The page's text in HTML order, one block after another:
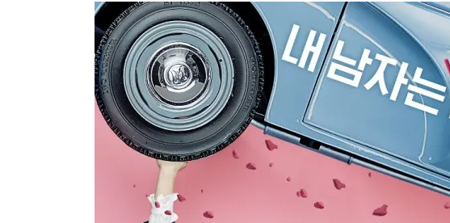
โจจีอา (รับบทโดย แชซูบิน)
กำลังอยู่ในช่วงหาเงินไปใช้หนี้
ยนต์เสมือนมนุษย์อาจีทรี ได้มาขอความช่วยเหลือให้เธอปล
บ้านของคิมมินกยู (รับบทโดย ยูซึงโฮ) ชายหนุ่มผู้เพอร์เฟค